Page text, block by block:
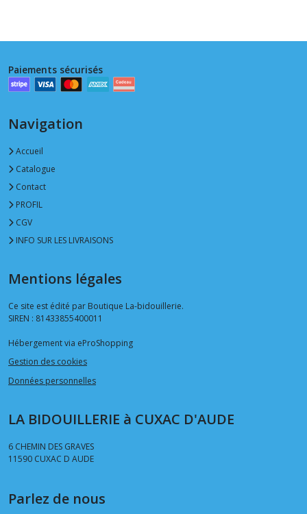
Paiements sécurisés
Navigation
Accueil
Catalogue
Contact
PROFIL
CGV
INFO SUR LES LIVRAISONS
Mentions légales
Ce site est édité par Boutique La-bidouillerie.
SIREN : 81433855400011
Hébergement via eProShopping
Gestion des cookies
Données personnelles
LA BIDOUILLERIE à CUXAC D'AUDE
6 CHEMIN DES GRAVES
11590 CUXAC D AUDE
Parlez de nous